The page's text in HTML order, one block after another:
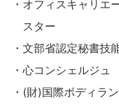
・オフィスキャリエ
スター
・文部省認定秘書技
・心コンシェルジュ
・(財)国際ボディラ